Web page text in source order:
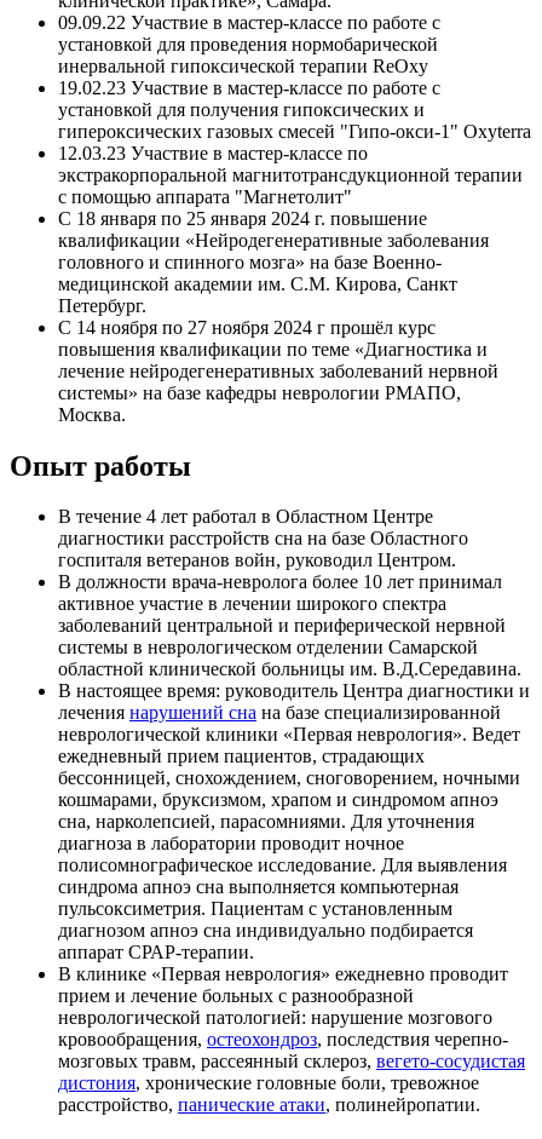
09.09.22 Участвие в мастер-классе по работе с
установкой для проведения нормобарической
инервальной гипоксической терапии ReOxy
19.02.23 Участвие в мастер-классе по работе с
установкой для получения гипоксических и
гипероксических газовых смесей "Гипо-окси-1" Oxyterra
12.03.23 Участвие в мастер-классе по
экстракорпоральной магнитотрансдукционной терапии
с помощью аппарата "Магнетолит"
С 18 января по 25 января 2024 г. повышение
квалификации «Нейродегенеративные заболевания
головного и спинного мозга» на базе Военно-
медицинской академии им. С.М. Кирова, Санкт
Петербург.
С 14 ноября по 27 ноября 2024 г прошёл курс
повышения квалификации по теме «Диагностика и
лечение нейродегенеративных заболеваний нервной
системы» на базе кафедры неврологии РМАПО,
Москва.
Опыт работы
В течение 4 лет работал в Областном Центре
диагностики расстройств сна на базе Областного
госпиталя ветеранов войн, руководил Центром.
В должности врача-невролога более 10 лет принимал
активное участие в лечении широкого спектра
заболеваний центральной и периферической нервной
системы в неврологическом отделении Самарской
областной клинической больницы им. В.Д.Середавина.
В настоящее время: руководитель Центра диагностики и
лечения нарушений сна на базе специализированной
неврологической клиники «Первая неврология». Ведет
ежедневный прием пациентов, страдающих
бессонницей, снохождением, сноговорением, ночными
кошмарами, бруксизмом, храпом и синдромом апноэ
сна, нарколепсией, парасомниями. Для уточнения
диагноза в лаборатории проводит ночное
полисомнографическое исследование. Для выявления
синдрома апноэ сна выполняется компьютерная
пульсоксиметрия. Пациентам с установленным
диагнозом апноэ сна индивидуально подбирается
аппарат СРАР-терапии.
В клинике «Первая неврология» ежедневно проводит
прием и лечение больных с разнообразной
неврологической патологией: нарушение мозгового
кровообращения, остеохондроз, последствия черепно-
мозговых травм, рассеянный склероз, вегето-сосудистая
дистония, хронические головные боли, тревожное
расстройство, панические атаки, полинейропатии.